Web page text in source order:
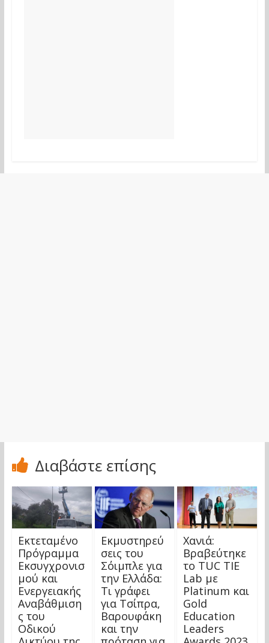
Διαβάστε επίσης
Εκτεταμένο
Πρόγραμμα
Εκσυγχρονισ
μού και
Ενεργειακής
Αναβάθμιση
ς του
Οδικού
Εκμυστηρεύ
σεις του
Σόιμπλε για
την Ελλάδα:
Τι γράφει
για Τσίπρα,
Βαρουφάκη
και την
Χανιά:
Βραβεύτηκε
το TUC TIE
Lab με
Platinum και
Gold
Education
Leaders